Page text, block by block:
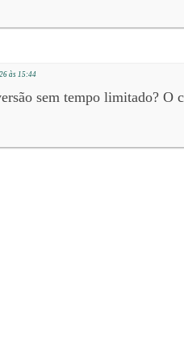
às 15:44
sem tempo limitado? O